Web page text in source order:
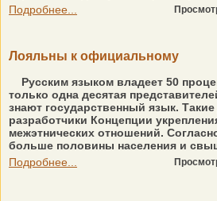
Подробнее...
Лояльны к официальному
Русским языком владеет 50
только одна десятая
знают государственный язык.
разработчики Концепции
межэтнических отношений.
больше половины населения и
Подробнее...